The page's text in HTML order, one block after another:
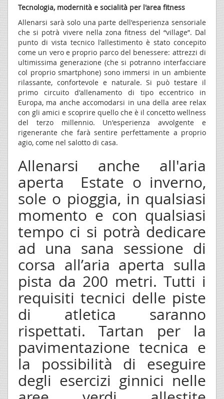
Tecnologia, modernità e socialità per l'area fitness
Allenarsi sarà solo una parte dell'esperienza sensoriale
che si potrà vivere nella zona fitness del “village”. Dal
punto di vista tecnico l'allestimento è stato concepito
come un vero e proprio parco del benessere: attrezzi di
ultimissima generazione (che si potranno interfacciare
col proprio smartphone) sono immersi in un ambiente
rilassante, confortevole e naturale. Si può testare il
primo circuito d'allenamento di tipo eccentrico in
Europa, ma anche accomodarsi in una della aree relax
con gli amici e scoprire quello che è il concetto wellness
del terzo millennio. Un'esperienza avvolgente e
rigenerante che farà sentire perfettamente a proprio
agio, come nel salotto di casa.
Allenarsi anche all'aria
aperta Estate o inverno,
sole o pioggia, in qualsiasi
momento e con qualsiasi
tempo ci si potrà dedicare
ad una sana sessione di
corsa all’aria aperta sulla
pista da 200 metri. Tutti i
requisiti tecnici delle piste
di atletica saranno
rispettati. Tartan per la
pavimentazione tecnica e
la possibilità di eseguire
degli esercizi ginnici nelle